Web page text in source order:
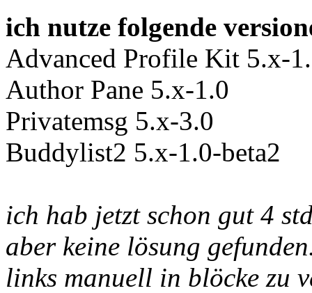
ich nutze folgende
Advanced Profile Kit 5.x-
Author Pane 5.x-1.0
Privatemsg 5.x-3.0
Buddylist2 5.x-1.0-beta2
ich hab jetzt schon gut 4
aber keine lösung
links manuell in blöcke zu